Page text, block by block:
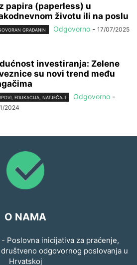
papira (paperless) u
životu ili na poslu
GRAĐANIN Odgovorno - 17/07/2025
investiranja: Zelene
su novi trend među
EDUKACIJA, NATJEČAJI Odgovorno -
2024
O NAMA
- Poslovna inicijativa za praćenje,
odgovornog poslovanja u
Hrvatskoj